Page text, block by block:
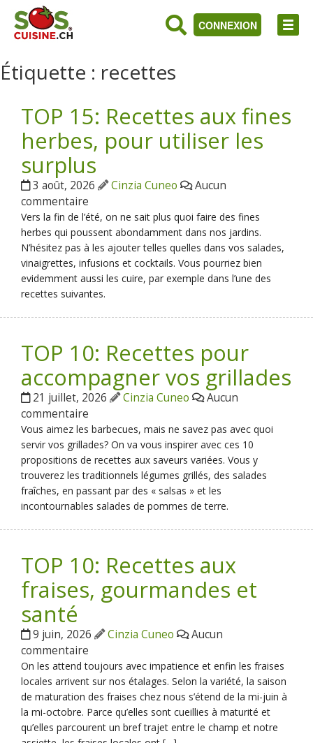
CONNEXION
Étiquette : recettes
TOP 15: Recettes aux fines
herbes, pour utiliser les
surplus
3 août, 2026 Cinzia Cuneo
Aucun
commentaire
Vers la fin de l’été, on ne sait plus quoi faire des fines
herbes qui poussent abondamment dans nos jardins.
N’hésitez pas à les ajouter telles quelles dans vos salades,
vinaigrettes, infusions et cocktails. Vous pourriez bien
evidemment aussi les cuire, par exemple dans l’une des
recettes suivantes.
TOP 10: Recettes pour
accompagner vos grillades
21 juillet, 2026 Cinzia Cuneo
Aucun
commentaire
Vous aimez les barbecues, mais ne savez pas avec quoi
servir vos grillades? On va vous inspirer avec ces 10
propositions de recettes aux saveurs variées. Vous y
trouverez les traditionnels légumes grillés, des salades
fraîches, en passant par des « salsas » et les
incontournables salades de pommes de terre.
TOP 10: Recettes aux
fraises, gourmandes et
santé
9 juin, 2026 Cinzia Cuneo
Aucun
commentaire
On les attend toujours avec impatience et enfin les fraises
locales arrivent sur nos étalages. Selon la variété, la saison
de maturation des fraises chez nous s’étend de la mi-juin à
la mi-octobre. Parce qu’elles sont cueillies à maturité et
qu’elles parcourent un bref trajet entre le champ et notre